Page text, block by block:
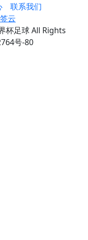
联系我们
云
杯足球 All Rights
号-80